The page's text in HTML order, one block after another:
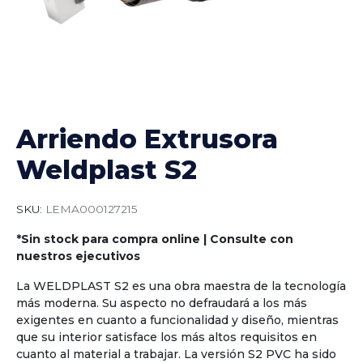
Arriendo Extrusora
Weldplast S2
SKU: LEMA000127215
*Sin stock para compra online | Consulte con
nuestros ejecutivos
La WELDPLAST S2 es una obra maestra de la tecnología
más moderna. Su aspecto no defraudará a los más
exigentes en cuanto a funcionalidad y diseño, mientras
que su interior satisface los más altos requisitos en
cuanto al material a trabajar. La versión S2 PVC ha sido